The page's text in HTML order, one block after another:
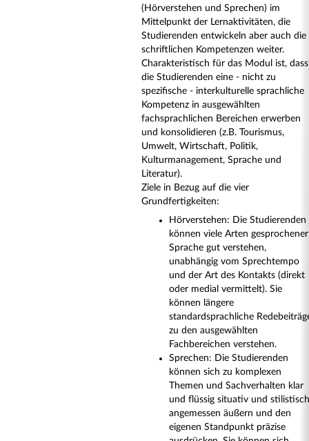
(Hörverstehen und Sprechen) im
Mittelpunkt der Lernaktivitäten, die
Studierenden entwickeln aber auch die
schriftlichen Kompetenzen weiter.
Charakteristisch für das Modul ist, dass
die Studierenden eine - nicht zu
spezifische - interkulturelle sprachliche
Kompetenz in ausgewählten
fachsprachlichen Bereichen erwerben
und konsolidieren (z.B. Tourismus,
Umwelt, Wirtschaft, Politik,
Kulturmanagement, Sprache und
Literatur).
Ziele in Bezug auf die vier
Grundfertigkeiten:
Hörverstehen: Die Studierenden
können viele Arten gesprochener
Sprache gut verstehen,
unabhängig vom Sprechtempo
und der Art des Kontakts (direkt
oder medial vermittelt). Sie
können längere
standardsprachliche
zu den ausgewählten
Fachbereichen verstehen.
Sprechen: Die Studierenden
können sich zu komplexen
Themen und Sachverhalten klar
und flüssig situativ und stilistisch
angemessen äußern und den
eigenen Standpunkt präzise